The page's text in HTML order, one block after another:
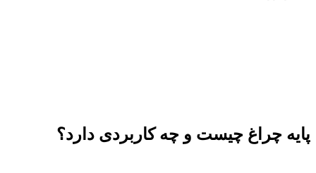
چراغ چیست و چه کاربردی دارد؟